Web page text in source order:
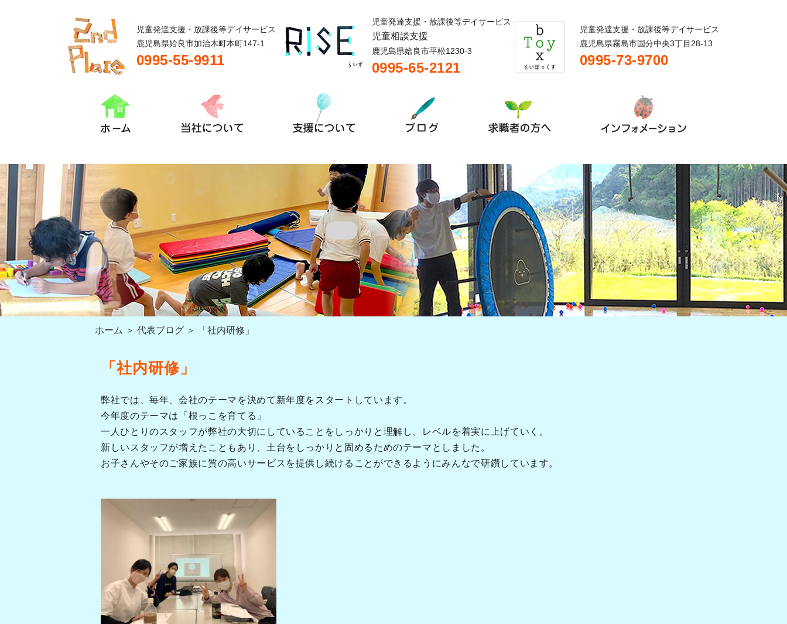
児童発達支援・放課後等デイサービス
鹿児島県姶良市加治木町本町147-1
0995-55-9911
児童発達支援・放課後等デイサービス
児童相談支援
鹿児島県姶良市平松1230-3
0995-65-2121
児童発達支援・放課後等デイサービス
鹿児島県霧島市国分中央3丁目28-13
0995-73-9700
ホーム ＞ 代表ブログ ＞ 「社内研修」
「社内研修」
弊社では、毎年、会社のテーマを決めて新年度をスタートしています。
今年度のテーマは「根っこを育てる」
一人ひとりのスタッフが弊社の大切にしていることをしっかりと理解し、レベルを着実に上げていく。
新しいスタッフが増えたこともあり、土台をしっかりと固めるためのテーマとしました。
お子さんやそのご家族に質の高いサービスを提供し続けることができるようにみんなで研鑽しています。